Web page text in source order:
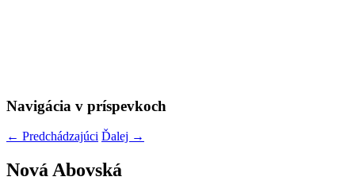
Navigácia v príspevkoch
← Predchádzajúci Ďalej →
Nová Abovská